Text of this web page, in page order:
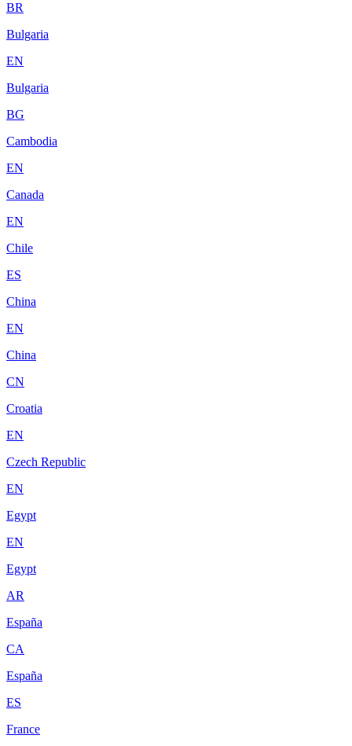
BR
Bulgaria
EN
Bulgaria
BG
Cambodia
EN
Canada
EN
Chile
ES
China
EN
China
CN
Croatia
EN
Czech Republic
EN
Egypt
EN
Egypt
AR
España
CA
España
ES
France